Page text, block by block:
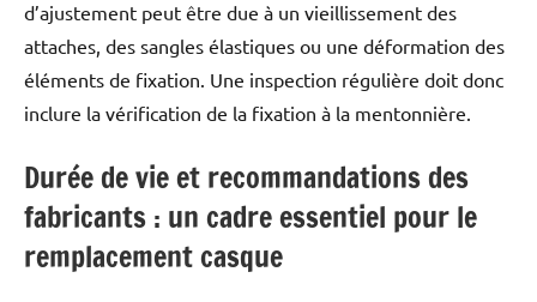
d’ajustement peut être due à un vieillissement des
attaches, des sangles élastiques ou une déformation des
éléments de fixation. Une inspection régulière doit donc
inclure la vérification de la fixation à la mentonnière.
Durée de vie et recommandations des
fabricants : un cadre essentiel pour le
remplacement casque